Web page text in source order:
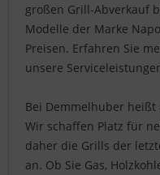
großen Grill-Abverkauf
Modelle der Marke
Preisen. Erfahren Sie
unsere
Bei Demmelhuber
Wir schaffen Platz für
daher die Grills der
an. Ob Sie Gas,